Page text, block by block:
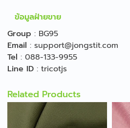
ข้อมูลฝ่ายขาย
Group : BG95
Email : support@jongstit.com
Tel : 088-133-9955
Line ID : tricotjs
Related Products